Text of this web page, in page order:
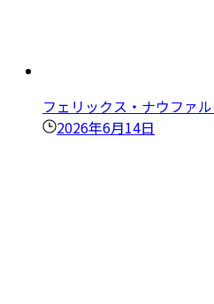
フェリックス・ナウファ
2026年6月14日